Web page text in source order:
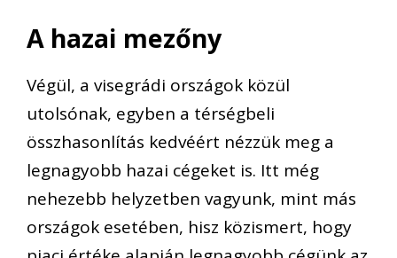
A hazai mezőny
Végül, a visegrádi országok közül
utolsónak, egyben a térségbeli
összhasonlítás kedvéért nézzük meg a
legnagyobb hazai cégeket is. Itt még
nehezebb helyzetben vagyunk, mint más
országok esetében, hisz közismert, hogy